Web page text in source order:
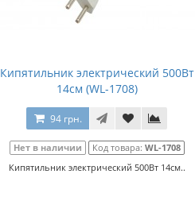
Кипятильник электрический 500Вт
14см (WL-1708)
94 грн.
Нет в наличии Код товара: WL-1708
Кипятильник электрический 500Вт 14см..